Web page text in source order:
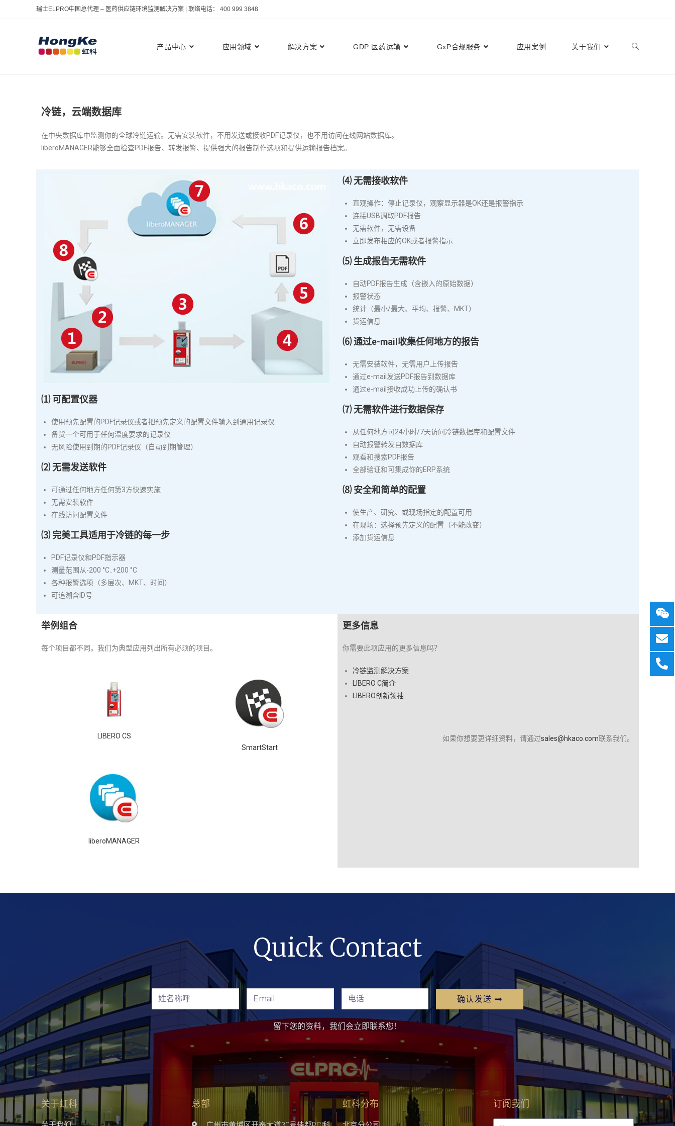
瑞士ELPRO中国总代理 – 医药供应链环境监测解决方案 | 联络电话： 400 999 3848
产品中心 应用领域 解决方案 GDP 医药运输 GxP合规服务 应用案例 关于我们
冷链，云端数据库
在中央数据库中监测你的全球冷链运输。无需安装软件，不用发送或接收PDF记录仪，也不用访问在线网站数据库。
liberoMANAGER能够全面检查PDF报告、转发报警、提供强大的报告制作选项和提供运输报告档案。
⑴ 可配置仪器
使用预先配置的PDF记录仪或者把预先定义的配置文件输入到通用记录仪
备货一个可用于任何温度要求的记录仪
无风险使用到期的PDF记录仪（自动到期管理）
⑵ 无需发送软件
可通过任何地方任何第3方快速实施
无需安装软件
在线访问配置文件
⑶ 完美工具适用于冷链的每一步
PDF记录仪和PDF指示器
测量范围从-200 °C..+200 °C
各种报警选项（多层次、MKT、时间）
可追溯含ID号
⑷ 无需接收软件
直观操作：停止记录仪，观察显示器是OK还是报警指示
连接USB调取PDF报告
无需软件，无需设备
立即发布相应的OK或者报警指示
⑸ 生成报告无需软件
自动PDF报告生成（含嵌入的原始数据）
报警状态
统计（最小/最大、平均、报警、MKT）
货运信息
⑹ 通过e-mail收集任何地方的报告
无需安装软件，无需用户上传报告
通过e-mail发送PDF报告到数据库
通过e-mail接收成功上传的确认书
⑺ 无需软件进行数据保存
从任何地方可24小时/7天访问冷链数据库和配置文件
自动报警转发自数据库
观看和搜索PDF报告
全部验证和可集成你的ERP系统
⑻ 安全和简单的配置
使生产、研究、或现场指定的配置可用
在现场：选择预先定义的配置（不能改变）
添加货运信息
举例组合
每个项目都不同。我们为典型应用列出所有必须的项目。
LIBERO CS
SmartStart
liberoMANAGER
更多信息
你需要此项应用的更多信息吗？
冷链监测解决方案
LIBERO C简介
LIBERO创新领袖
如果你想要更详细资料，请通过sales@hkaco.com联系我们。
Quick Contact
确认发送
留下您的资料，我们会立即联系您！
关于虹科 总部 虹科分布 订阅我们